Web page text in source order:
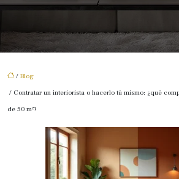
/ Blog
/ Contratar un interiorista o hacerlo tú mismo: ¿qué
de 50 m²?